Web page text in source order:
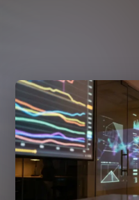
Społeczeństwo